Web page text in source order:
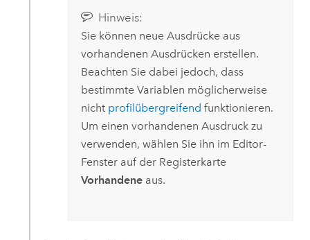
Hinweis:
Sie können neue Ausdrücke aus
vorhandenen Ausdrücken erstellen.
Beachten Sie dabei jedoch, dass
bestimmte Variablen möglicherweise
nicht profilübergreifend funktionieren.
Um einen vorhandenen Ausdruck zu
verwenden, wählen Sie ihn im Editor-
Fenster auf der Registerkarte
Vorhandeneaus.